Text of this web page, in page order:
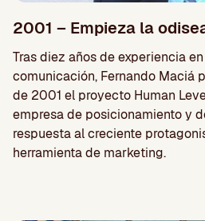
2001 – Empieza la
Tras diez años de experiencia
comunicación, Fernando Maciá
de 2001 el proyecto Human
empresa de posicionamiento y
respuesta al creciente
herramienta de marketing.